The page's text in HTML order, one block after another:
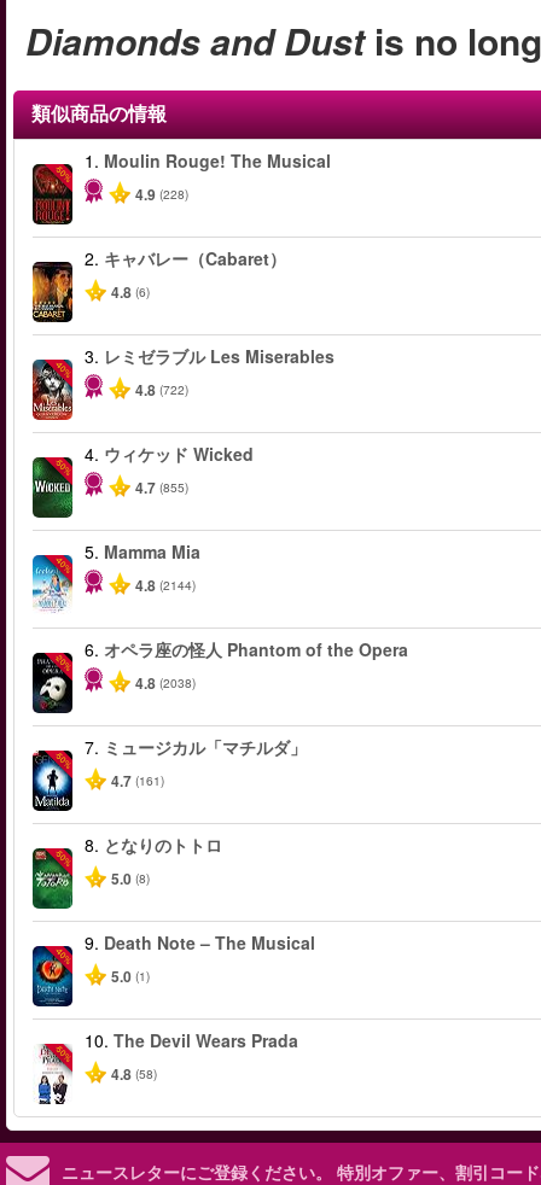
Diamonds and Dustis no
類似商品の情報
-50%
1. Moulin Rouge! The Musical
4.9 (228)
2. キャバレー（Cabaret）
4.8 (6)
-40%
3. レミゼラブル Les Miserables
4.8 (722)
-50%
4. ウィケッド Wicked
4.7 (855)
-40%
5. Mamma Mia
4.8 (2144)
-20%
6. オペラ座の怪人 Phantom of the Opera
4.8 (2038)
-50%
7. ミュージカル「マチルダ」
4.7 (161)
-50%
8. となりのトトロ
5.0 (8)
-40%
9. Death Note – The Musical
5.0 (1)
-50%
10. The Devil Wears Prada
4.8 (58)
ニュースレターにご登録ください。 特別オファー、割引コー